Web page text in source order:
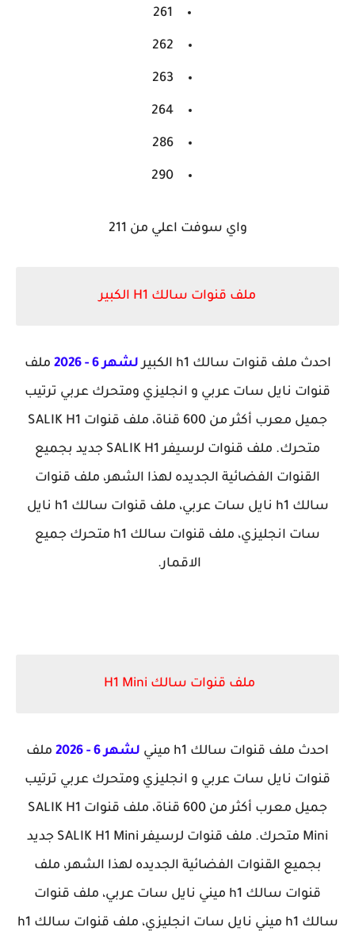
261
262
263
264
286
290
واي سوفت اعلي من 211
ملف قنوات سالك H1 الكبير
احدث ملف قنوات سالك h1 الكبير لشهر 6 - 2026
ملف
قنوات نايل سات عربي و انجليزي ومتحرك عربي ترتيب
جميل معرب أكثر من 600 قناة، ملف قنوات SALIK H1
متحرك. ملف قنوات لرسيفر SALIK H1 جديد بجميع
القنوات الفضائية الجديده لهذا الشهر، ملف قنوات
سالك h1 نايل سات عربي،
ملف قنوات سالك h1 نايل
سات انجليزي، ملف قنوات سالك h1 متحرك جميع
الاقمار.
ملف قنوات سالك H1 Mini
احدث ملف قنوات سالك h1 ميني لشهر 6 - 2026
ملف
قنوات نايل سات عربي و انجليزي ومتحرك عربي ترتيب
جميل معرب أكثر من 600 قناة، ملف قنوات SALIK H1
Mini متحرك. ملف قنوات لرسيفر SALIK H1 Mini جديد
بجميع القنوات الفضائية الجديده لهذا الشهر، ملف
قنوات سالك h1 ميني نايل سات عربي،
ملف قنوات
سالك h1 ميني نايل سات انجليزي، ملف قنوات سالك h1